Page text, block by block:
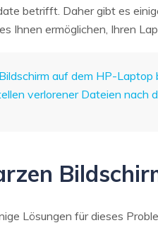
betrifft. Daher gibt es
Ihnen ermöglichen, Ihren
auf dem HP-Laptop
verlorener Dateien nach
Lösungen für dieses